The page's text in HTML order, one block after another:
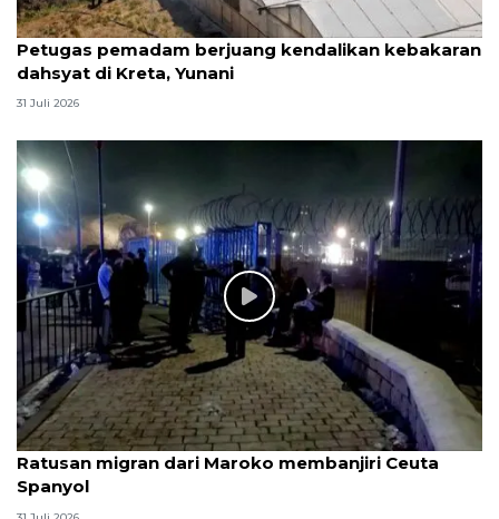
Petugas pemadam berjuang kendalikan kebakaran
dahsyat di Kreta, Yunani
31 Juli 2026
Ratusan migran dari Maroko membanjiri Ceuta
Spanyol